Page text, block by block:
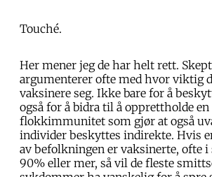
Touché.
Her mener jeg de har helt rett.
argumenterer ofte med hvor viktig
vaksinere seg. Ikke bare for å
også for å bidra til å opprettholde en
flokkimmunitet som gjør at også
individer beskyttes indirekte. Hvis
av befolkningen er vaksinerte, ofte i
90% eller mer, så vil de fleste